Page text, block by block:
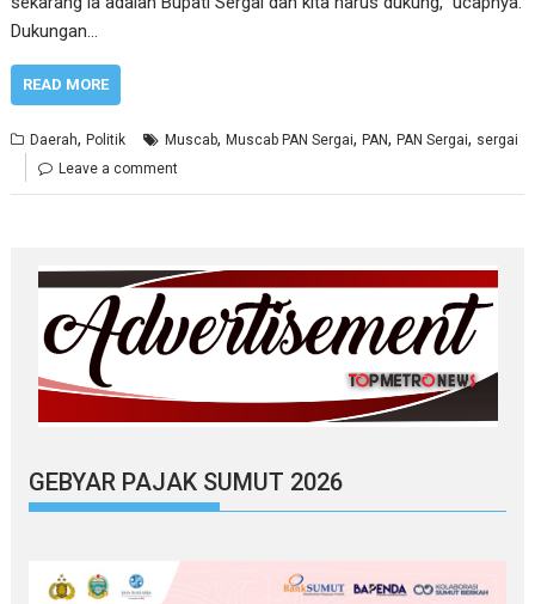
Dukungan…
READ MORE
Daerah,Politik Muscab,Muscab PAN Sergai,PAN,PAN Sergai, sergai
Leave a comment
GEBYAR PAJAK SUMUT 2026